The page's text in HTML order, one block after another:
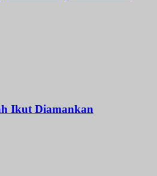
Ikut Diamankan